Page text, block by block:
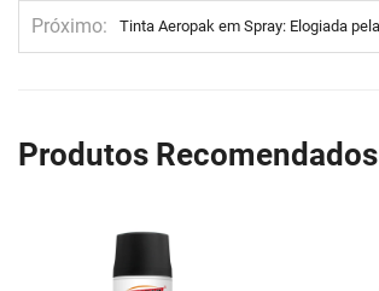
Próximo
Produtos Recomendados